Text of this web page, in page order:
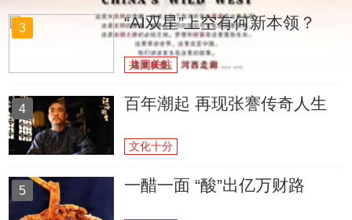
3 “AI双星”上空有何新本领？
共同关注
4 百年潮起 再现张謇传奇人生
文化十分
5 一醋一面 “酸”出亿万财路